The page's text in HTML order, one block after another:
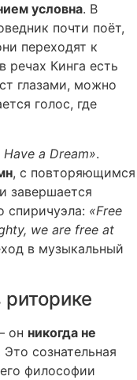
условна. В
почти поёт,
переходят к
речах Кинга есть
глазами, можно
голос, где
Have a Dream».
, с повторяющимся
завершается
спиричуэла: «Free
we are free at
в музыкальный
он никогда не
Это сознательная
философии